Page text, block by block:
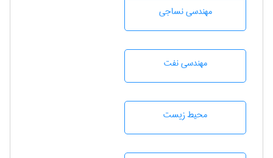
مهندسي نساجی
مهندسی نفت
محيط زيست